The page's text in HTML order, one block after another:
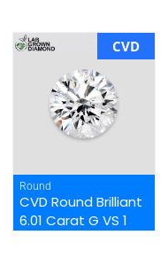
CVD
Round
CVD Round Brilliant
6.01 Carat G VS 1